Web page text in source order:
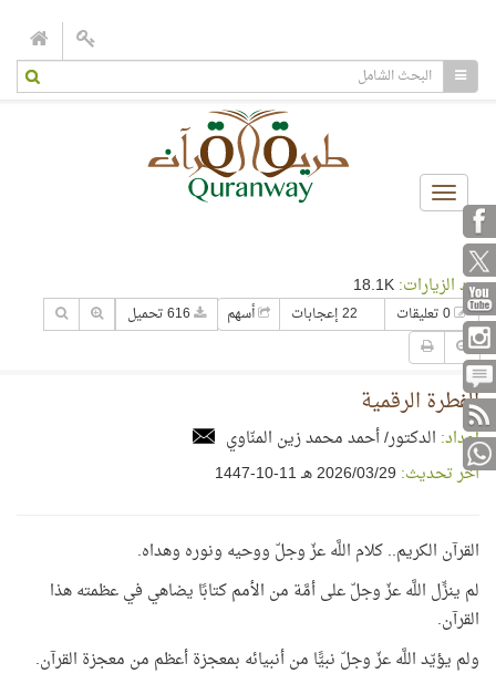
Toggle
navigation
عدد الزيارات:
22 إعجابات أسهم
الفطرة الرقمية
إعداد: الدكتور/ أحمد محمد زين المنّاوي
آخر تحديث: 29‏/03‏/2026 هـ 11-10-1447
القرآن الكريم.. كلام اللَّه عزّ وجلّ ووحيه ونوره وهداه.
لم ينزِّل اللَّه عزّ وجلّ على أمَّة من الأمم كتابًا يضاهي في عظمته هذا
القرآن.
ولم يؤيّد اللَّه عزّ وجلّ نبيًّا من أنبيائه بمعجزة أعظم من معجزة القرآن.